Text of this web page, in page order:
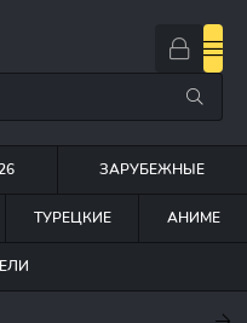
ЗАРУБЕЖНЫЕ
ТУРЕЦКИЕ АНИМЕ